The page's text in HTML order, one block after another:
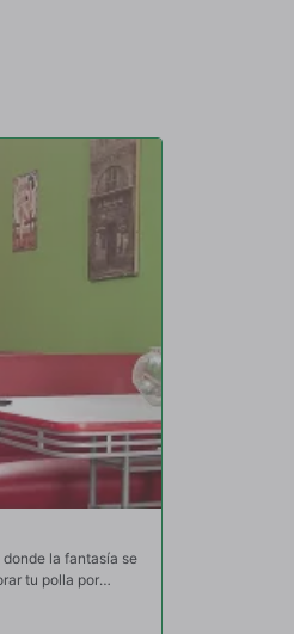
la fantasía se
tu polla por